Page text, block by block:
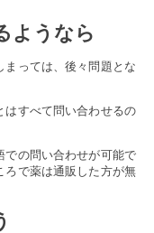
ようなら
まっては、後々問題とな
はすべて問い合わせるの
での問い合わせが可能で
ろで薬は通販した方が無